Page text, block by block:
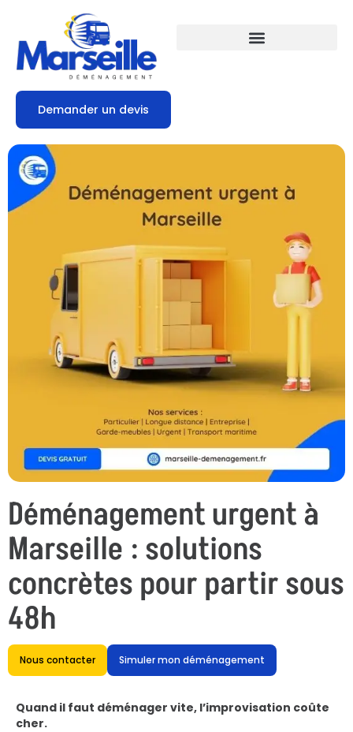
Demander un devis
Déménagement urgent à
Marseille : solutions
concrètes pour partir sous
48h
Nous contacter Simuler mon déménagement
Quand il faut déménager vite, l’improvisation coûte
cher.